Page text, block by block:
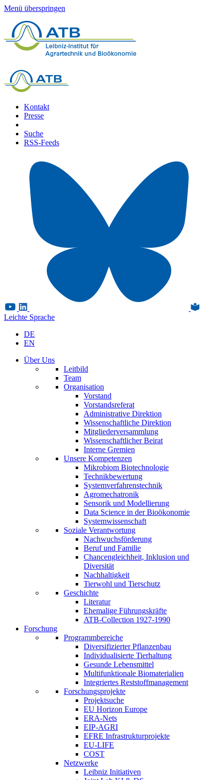
Menü überspringen
Kontakt
Presse
Suche
RSS-Feeds
Leichte Sprache
DE
EN
Über Uns
Leitbild
Team
Organisation
Vorstand
Vorstandsreferat
Administrative Direktion
Wissenschaftliche Direktion
Mitgliederversammlung
Wissenschaftlicher Beirat
Interne Gremien
Unsere Kompetenzen
Mikrobiom Biotechnologie
Technikbewertung
Systemverfahrenstechnik
Agromechatronik
Sensorik und Modellierung
Data Science in der Bioökonomie
Systemwissenschaft
Soziale Verantwortung
Nachwuchsförderung
Beruf und Familie
Chancengleichheit, Inklusion und
Diversität
Nachhaltigkeit
Tierwohl und Tierschutz
Geschichte
Literatur
Ehemalige Führungskräfte
ATB-Collection 1927-1990
Forschung
Programmbereiche
Diversifizierter Pflanzenbau
Individualisierte Tierhaltung
Gesunde Lebensmittel
Multifunktionale Biomaterialien
Integriertes Reststoffmanagement
Forschungsprojekte
Projektsuche
EU Horizon Europe
ERA-Nets
EIP-AGRI
EFRE Infrastrukturprojekte
EU-LIFE
COST
Netzwerke
Leibniz Initiativen